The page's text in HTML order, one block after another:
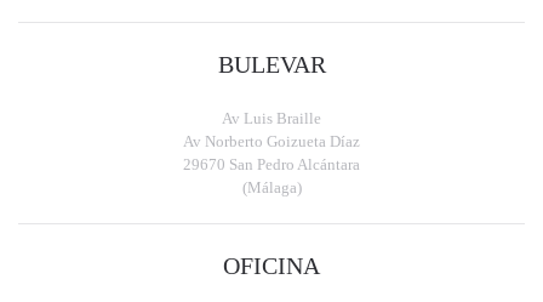
BULEVAR
Av Luis Braille
Av Norberto Goizueta Díaz
29670 San Pedro Alcántara
(Málaga)
OFICINA